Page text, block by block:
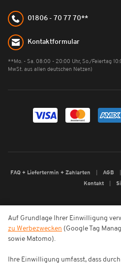
01806 - 70 77 70**
Kontaktformular
**Mo. - Sa. 08:00 - 20:00 Uhr, So./Feiertag
MwSt. aus allen deutschen Netzen)
FAQ + Liefertermin + Zahlarten AGB
Kontakt
Auf Grundlage Ihrer Einwilligung
zu Werbezwecken (Google Tag
sowie Matomo).
Ihre Einwilligung umfasst, dass